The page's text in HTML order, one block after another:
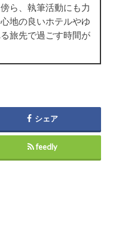
ら、執筆活動にも力
地の良いホテルやゆ
旅先で過ごす時間が
シェア
feedly